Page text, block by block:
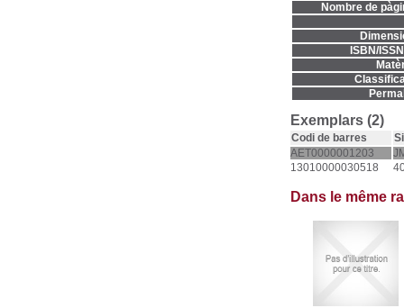
Nombre de
ISBN/
Exemplars (2)
Codi de barres
AET0000001203
13010000030518
Dans le même